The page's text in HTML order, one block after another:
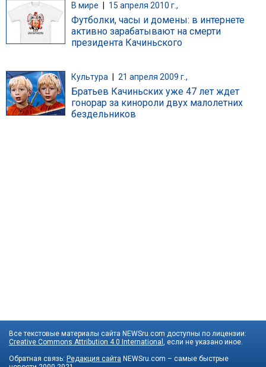
В мире 15 апреля 2010 г.,
Футболки, часы и домены: в интернете
активно зарабатывают на смерти
президента Качиньского
Культура | 21 апреля 2009 г.,
Братьев Качиньских уже 47 лет ждет
гонорар за кинороли двух малолетних
бездельников
Все текстовые материалы сайта NEWSru.com доступны по лицензии:
Creative Commons Attribution 4.0 International , если не указано иное.
Обратная связь: Редакция сайта NEWSru.com – самые быстрые